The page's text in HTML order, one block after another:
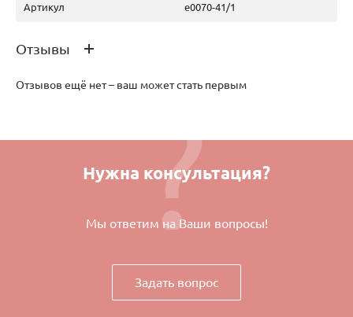
Артикул e0070-41/1
Отзывы
Отзывов ещё нет – ваш может стать первым
Нужна консультация?
Мы ответим на Ваши вопросы!
Задать вопрос